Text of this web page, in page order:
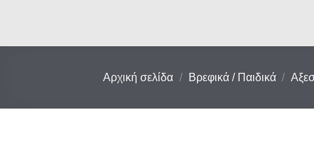
Αρχική σελίδα / Βρεφικά / Παιδικά /